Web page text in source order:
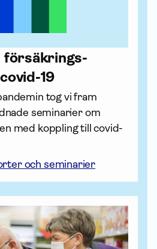
försäk­rings­
19
tog vi fram
seminarier om
med koppling till covid-
och seminarier